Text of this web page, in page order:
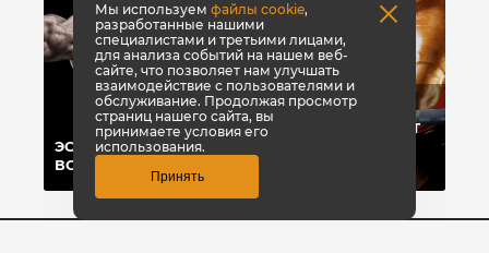
ЭСТЕТИКА ПРЕЖДЕ
ВСЕГО
ТОП-8 СПОСОБОВ,
КОТОРЫЕ ПОМОГУТ
Мы используемфайлы cookie,
разработанные нашими
специалистами и третьими лицами,
для анализа событий на нашем веб-
сайте, что позволяет нам улучшать
взаимодействие с пользователями и
обслуживание. Продолжая просмотр
страниц нашего сайта, вы
принимаете условия его
использования.
Принять